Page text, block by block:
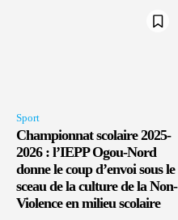
Sport
Championnat scolaire 2025-
2026 : l’IEPP Ogou-Nord
donne le coup d’envoi sous le
sceau de la culture de la Non-
Violence en milieu scolaire